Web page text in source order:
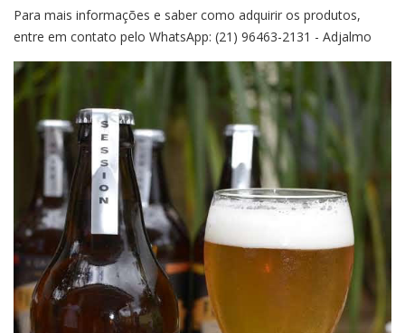
Para mais informações e saber como adquirir os produtos,
entre em contato pelo WhatsApp: (21) 96463-2131 - Adjalmo